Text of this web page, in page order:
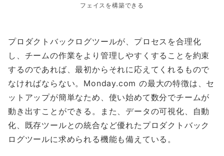
フェイスを構築できる
プロダクトバックログツールが、プロセスを合理化
し、チームの作業をより管理しやすくすることを約束
するのであれば、最初からそれに応えてくれるもので
なければならない。Monday.com の最大の特徴は、セ
ットアップが簡単なため、使い始めて数分でチームが
動き出すことができる。また、データの可視化、自動
化、既存ツールとの統合など優れたプロダクトバック
ログツールに求められる機能も備えている。